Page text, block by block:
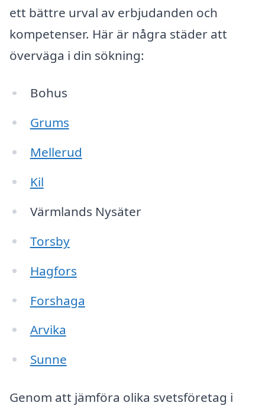
ett bättre urval av erbjudanden och
kompetenser. Här är några städer att
överväga i din sökning:
Bohus
Grums
Mellerud
Kil
Värmlands Nysäter
Torsby
Hagfors
Forshaga
Arvika
Sunne
Genom att jämföra olika svetsföretag i